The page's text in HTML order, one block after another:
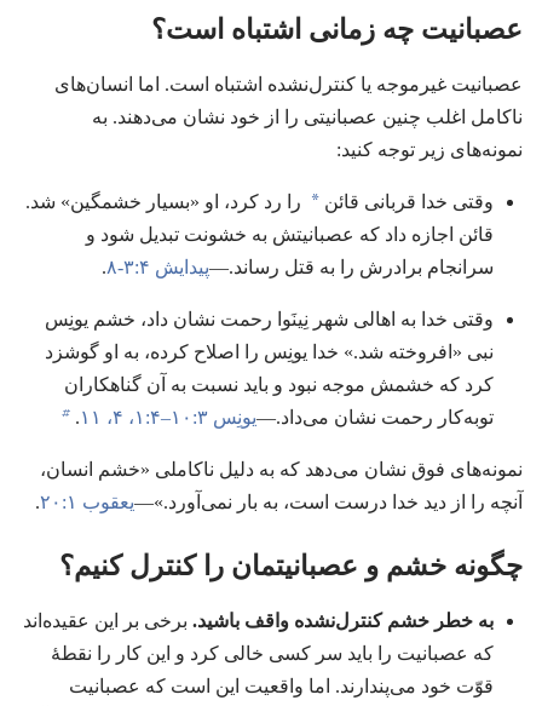
عصبانیت چه زمانی اشتباه است؟‏
عصبانیت غیرموجه یا کنترل‌نشده اشتباه است.‏ اما انسان‌های
ناکامل اغلب چنین عصبانیتی را از خود نشان می‌دهند.‏ به
نمونه‌های زیر توجه کنید:‏
وقتی خدا قربانی قائن a را رد کرد،‏ او «بسیار خشمگین» شد.‏
قائن اجازه داد که عصبانیتش به خشونت تبدیل شود و
سرانجام برادرش را به قتل رساند.‏—‏پیدایش ۴:‏۳-‏۸ .‏
وقتی خدا به اهالی شهر نِینَوا رحمت نشان داد،‏ خشم یونِس
نبی «افروخته شد.‏» خدا یونِس را اصلاح کرده،‏ به او گوشزد
کرد که خشمش موجه نبود و باید نسبت به آن گناهکاران
توبه‌کار رحمت نشان می‌داد.‏—‏یونِس ۳:‏۱۰–‏۴:‏۱،‏ .‏
b
نمونه‌های فوق نشان می‌دهد که به دلیل ناکاملی «خشم انسان،‏
آنچه را از دید خدا درست است،‏ به بار نمی‌آورد.‏»—‏یعقوب ۱:‏۲۰ .‏
چگونه خشم و عصبانیتمان را کنترل کنیم؟‏
به خطر خشم کنترل‌نشده واقف باشید.‏ برخی بر این عقیده‌اند
که عصبانیت را باید سر کسی خالی کرد و این کار را نقطهٔ
قوّت خود می‌پندارند.‏ اما واقعیت این است که عصبانیت